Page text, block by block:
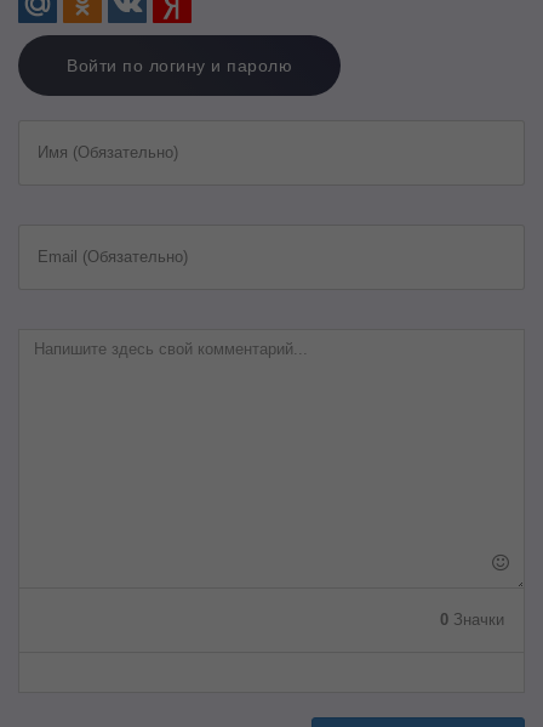
Войти по логину и паролю
Имя (Обязательно)
Email (Обязательно)
0 Значки